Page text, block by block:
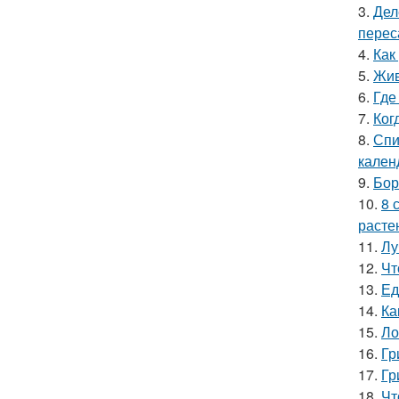
3.
4.
5.
6.
7.
8.
9.
10. 8
11.
12.
13.
14.
15.
16.
17.